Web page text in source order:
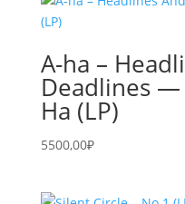
A-ha –
Deadlines —
Ha (LP)
5500,00₽